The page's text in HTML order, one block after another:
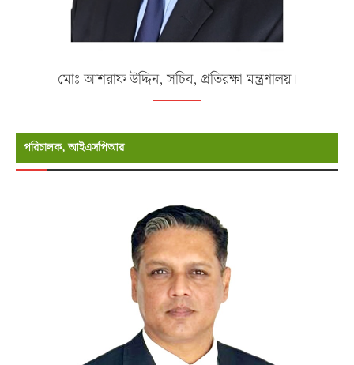
মোঃ আশরাফ উদ্দিন, সচিব, প্রতিরক্ষা মন্ত্রণালয়।
পরিচালক, আইএসপিআর